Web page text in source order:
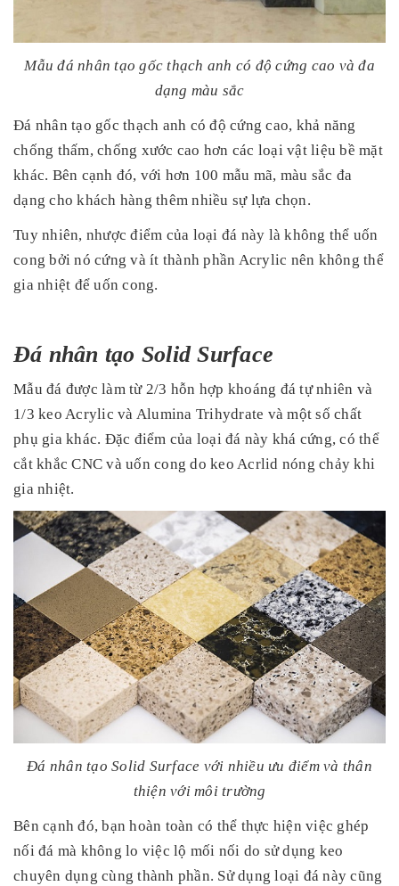
Mẫu đá nhân tạo gốc thạch anh có độ cứng cao và đa
dạng màu sắc
Đá nhân tạo gốc thạch anh có độ cứng cao, khả năng
chống thấm, chống xước cao hơn các loại vật liệu bề mặt
khác. Bên cạnh đó, với hơn 100 mẫu mã, màu sắc đa
dạng cho khách hàng thêm nhiều sự lựa chọn.
Tuy nhiên, nhược điểm của loại đá này là không thể uốn
cong bởi nó cứng và ít thành phần Acrylic nên không thể
gia nhiệt để uốn cong.
Đá nhân tạo Solid Surface
Mẫu đá được làm từ 2/3 hỗn hợp khoáng đá tự nhiên và
1/3 keo Acrylic và Alumina Trihydrate và một số chất
phụ gia khác. Đặc điểm của loại đá này khá cứng, có thể
cắt khắc CNC và uốn cong do keo Acrlid nóng chảy khi
gia nhiệt.
Đá nhân tạo Solid Surface với nhiều ưu điểm và thân
thiện với môi trường
Bên cạnh đó, bạn hoàn toàn có thể thực hiện việc ghép
nối đá mà không lo việc lộ mối nối do sử dụng keo
chuyên dụng cùng thành phần. Sử dụng loại đá này cũng